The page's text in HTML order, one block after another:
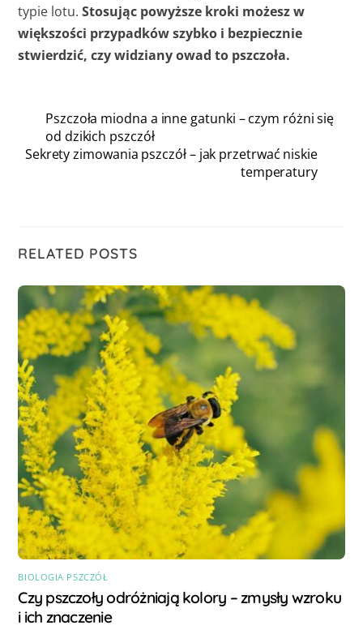
typie lotu.Stosując powyższe kroki możesz w
większości przypadków szybko i bezpiecznie
stwierdzić, czy widziany owad to pszczoła.
Pszczoła miodna a inne gatunki – czym różni się
od dzikich pszczół
Sekrety zimowania pszczół – jak przetrwać niskie
temperatury
RELATED POSTS
BIOLOGIA PSZCZÓŁ
Czy pszczoły odróżniają kolory – zmysły wzroku
i ich znaczenie